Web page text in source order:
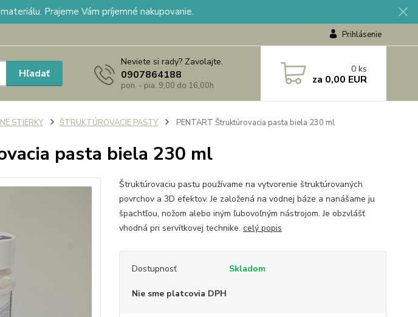
Prajeme Vám príjemné nakupovanie.
Prihlásenie
Hľadať
Neviete si rady? Zavolajte.
0907864188
pon. - pia. 9,00 do 16,00h
0 ks
za 0,00 EUR
STIERKY ŠTRUKTÚROVACIE PASTY PENTART Štruktúrovacia pasta biela 230 ml
pasta biela 230 ml
Štruktúrovaciu pastu používame na vytvorenie štruktúrovaných
povrchov a 3D efektov. Je založená na vodnej báze a nanášame ju
špachtľou, nožom alebo iným ľubovoľným nástrojom. Je obzvlášť
vhodná pri servítkovej technike. celý popis
Dostupnosť Skladom
Nie sme platcovia DPH